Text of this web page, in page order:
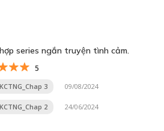
series ngắn truyện tình cảm.
5
3 09/08/2024
2 24/06/2024